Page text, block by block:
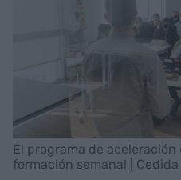
El programa de
formación semanal | Cedida